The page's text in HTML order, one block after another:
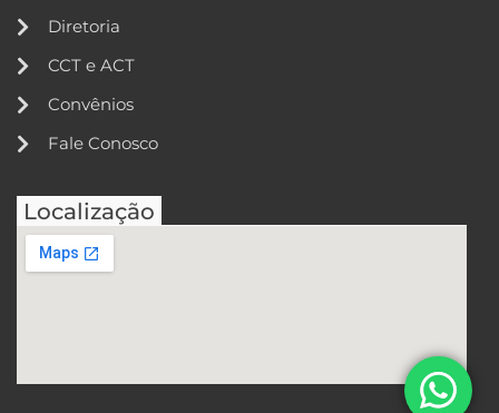
Diretoria
CCT e ACT
Convênios
Fale Conosco
Localização